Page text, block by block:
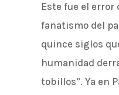
Este fue el error
fanatismo del
quince siglos
humanidad
tobillos”. Ya en